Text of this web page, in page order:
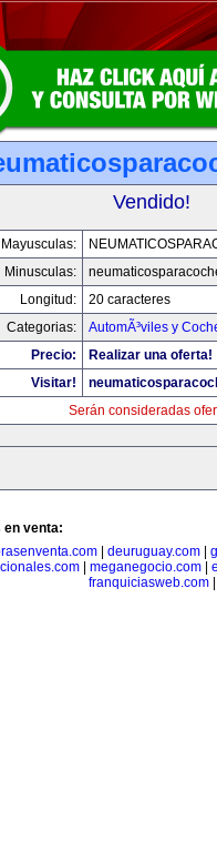
Vendido!
Mayusculas:
Minusculas:
Longitud:
20 caracteres
Categorias:
AutomÃ³viles y
Precio:
Realizar una oferta!
Visitar!
Serán consideradas
en venta:
| deuruguay.com|
meganegocio.com
franquiciasweb.com|